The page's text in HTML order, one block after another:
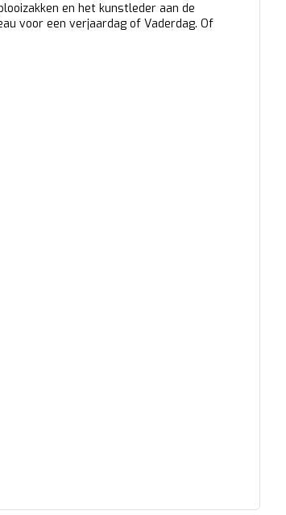
en het kunstleder aan de
voor een verjaardag of Vaderdag. Of